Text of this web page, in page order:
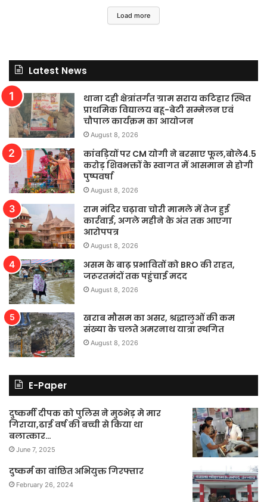
Load more
Latest News
थाना दही क्षेत्रांतर्गत ग्राम सराय कटिहार स्थित
प्राथमिक विद्यालय बहू-बेटी सम्मेलन एवं
चौपाल कार्यक्रम का आयोजन
August 8, 2026
कांवड़ियों पर CM योगी ने बरसाए फूल,बोले4.5
करोड़ शिवभक्तों के स्वागत में आसमान से होगी
पुष्पवर्षा
August 8, 2026
राम मंदिर चढ़ावा चोरी मामले में तेज हुई
कार्रवाई, अगले महीने के अंत तक आएगा
आरोपपत्र
August 8, 2026
असम के बाढ़ प्रभावितों को BRO की राहत,
जरूरतमंदों तक पहुंचाई मदद
August 8, 2026
खराब मौसम का असर, श्रद्धालुओं की कम
संख्या के चलते अमरनाथ यात्रा स्थगित
August 8, 2026
E-Paper
दुष्कर्मी दीपक को पुलिस ने मुठभेड़ मे मार
गिराया,ढाई वर्ष की बच्ची से किया था
बलात्कार…
June 7, 2025
दुष्कर्म का वांछित अभियुक्त गिरफ्तार
February 26, 2024